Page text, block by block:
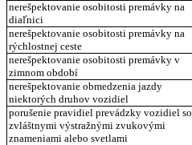
nerešpektovanie osobitosti premávky na
diaľnici
nerešpektovanie osobitosti premávky na
rýchlostnej ceste
nerešpektovanie osobitosti premávky v
zimnom období
nerešpektovanie obmedzenia jazdy
niektorých druhov vozidiel
porušenie pravidiel prevádzky vozidiel so
zvláštnymi výstražnými zvukovými
znameniami alebo svetlami